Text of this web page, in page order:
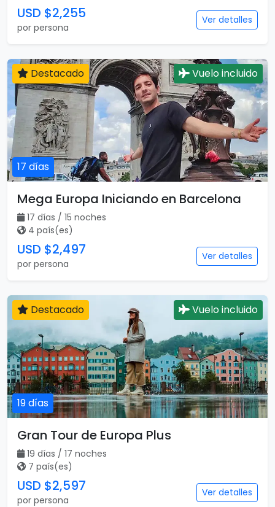
USD $2,255
por persona
Ver detalles
17 días
Destacado Vuelo incluido
Mega Europa Iniciando en Barcelona
17 días / 15 noches
4 país(es)
USD $2,497
por persona
Ver detalles
19 días
Destacado Vuelo incluido
Gran Tour de Europa Plus
19 días / 17 noches
7 país(es)
USD $2,597
por persona
Ver detalles